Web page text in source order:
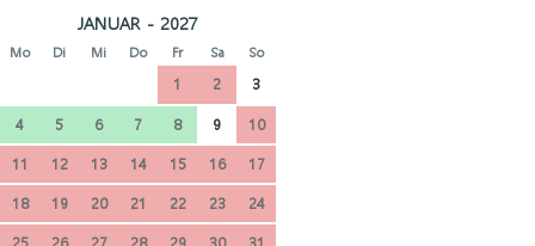
JANUAR - 2027
Mo Di Mi Do Fr Sa So
1 2
3
4
5 6 7 8 9
10
11
12 13 14 15 16
17
18
19 20 21 22 23
24